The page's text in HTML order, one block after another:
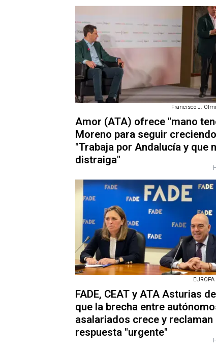
Francisco J.
Amor (ATA) ofrece "mano
Moreno para seguir
"Trabaja por Andalucía y que
distraiga"
FADE, CEAT y ATA Asturias
que la brecha entre
asalariados crece y reclaman
respuesta "urgente"